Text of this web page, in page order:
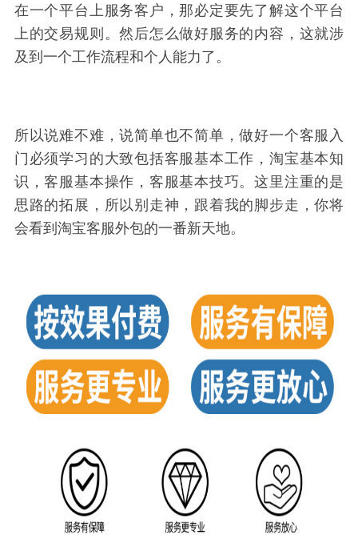
在一个平台上服务客户，那必定要先了解这个平台
上的交易规则。然后怎么做好服务的内容，这就涉
及到一个工作流程和个人能力了。
所以说难不难，说简单也不简单，做好一个客服入
门必须学习的大致包括客服基本工作，淘宝基本知
识，客服基本操作，客服基本技巧。这里注重的是
思路的拓展，所以别走神，跟着我的脚步走，你将
会看到淘宝客服外包的一番新天地。